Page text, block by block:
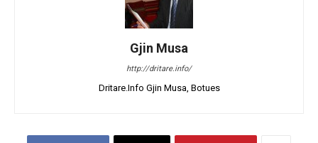
Gjin Musa
http://dritare.info/
Dritare.Info Gjin Musa, Botues